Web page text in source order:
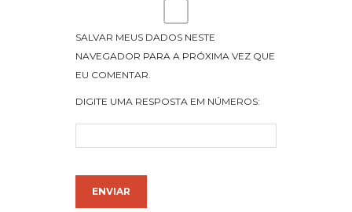
SALVAR MEUS DADOS NESTE
NAVEGADOR PARA A PRÓXIMA VEZ QUE
EU COMENTAR.
DIGITE UMA RESPOSTA EM NÚMEROS: